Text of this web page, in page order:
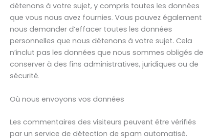
détenons à votre sujet, y compris toutes les données
que vous nous avez fournies. Vous pouvez également
nous demander d’effacer toutes les données
personnelles que nous détenons à votre sujet. Cela
n’inclut pas les données que nous sommes obligés de
conserver à des fins administratives, juridiques ou de
sécurité.
Où nous envoyons vos données
Les commentaires des visiteurs peuvent être vérifiés
par un service de détection de spam automatisé.